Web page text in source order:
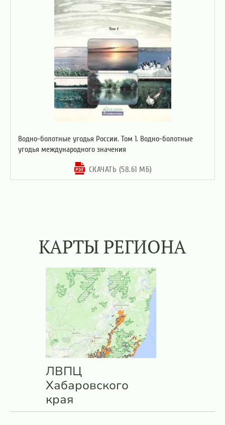
Водно-болотные угодья России. Том 1. Водно-болотные
угодья международного значения
СКАЧАТЬ (58.61 МБ)
КАРТЫ РЕГИОНА
ЛВПЦ
Хабаровского
края